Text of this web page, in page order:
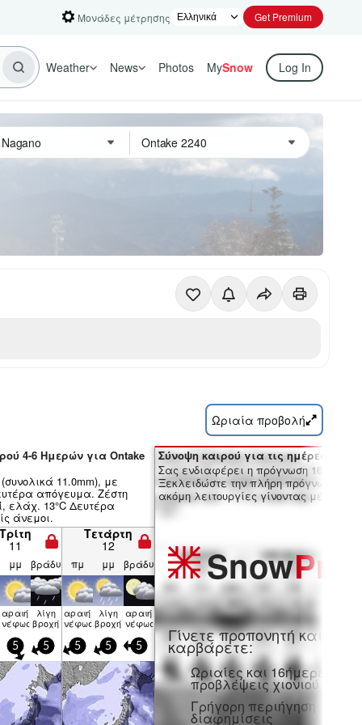
Μονάδες μέτρησης Get Premium
Weather News Photos MySnow Log In
Ωριαία προβολή
4-6 Ημερών για Ontake
11.0mm), με
απόγευμα. Ζέστη
ελάχ. 13°C Δευτέρα
άνεμοι.
Τρίτη
11
Τετάρτη
12
μμ βράδυ πμ μμ βράδυ
αραιή
νέφωση
λίγη
βροχή
αραιή
νέφωση
λίγη
βροχή
αραιή
νέφωση
5 5 5 5 5
Σύνοψη καιρού για τις ημέρες 7-16:
Σας ενδιαφέρει η πρόγνωση 16
Ξεκλειδώστε την πλήρη πρόγνωση
ακόμη λειτουργίες γίνοντας μέλος
SnowPro
Γίνετε προπονητή και
καρβάρετε:
Ωριαίες και 16ήμερες
προβλέψεις χιονιού
Γρήγορη περιήγηση χωρίς
διαφημίσεις